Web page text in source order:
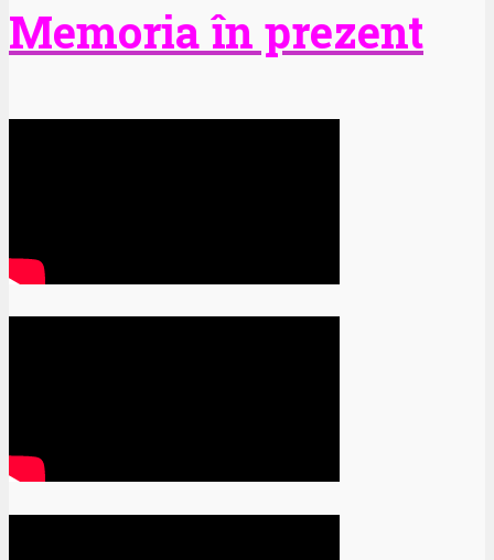
Memoria în prezent